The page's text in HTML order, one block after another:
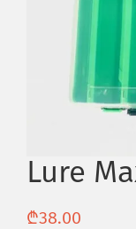
Lure
₾38.00